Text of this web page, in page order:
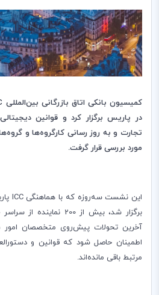
کمیسیون بانکی اتاق بازرگانی بین‌المللی
در پاریس برگزار کرد و قوانین
تجارت و به روز ‌رسانی کارگروه‌ها و
مورد بررسی قرار گرفت.
این نشست سه‌‌روزه‌ که با هماهنگیICC
برگزار شد‌، بیش از 200
آخرین تحولات پیش‌روی متخصصان امور
اطمینان حاصل شود که قوانین و
مرتبط باقی مانده‌اند.